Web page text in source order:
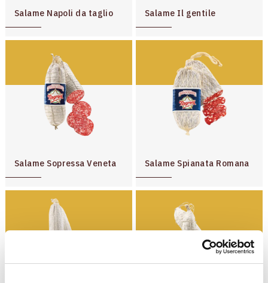
Salame Napoli da taglio Salame Il gentile
Salame Sopressa Veneta Salame Spianata Romana
Negronetto
Specialità di Zibello e Stagionate
Precotti